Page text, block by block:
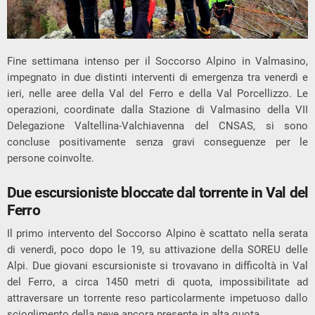
Fine settimana intenso per il Soccorso Alpino in Valmasino,
impegnato in due distinti interventi di emergenza tra venerdì e
ieri, nelle aree della Val del Ferro e della Val Porcellizzo. Le
operazioni, coordinate dalla Stazione di Valmasino della VII
Delegazione Valtellina-Valchiavenna del CNSAS, si sono
concluse positivamente senza gravi conseguenze per le
persone coinvolte.
Due escursioniste bloccate dal torrente in Val del
Ferro
Il primo intervento del Soccorso Alpino è scattato nella serata
di venerdì, poco dopo le 19, su attivazione della SOREU delle
Alpi. Due giovani escursioniste si trovavano in difficoltà in Val
del Ferro, a circa 1450 metri di quota, impossibilitate ad
attraversare un torrente reso particolarmente impetuoso dallo